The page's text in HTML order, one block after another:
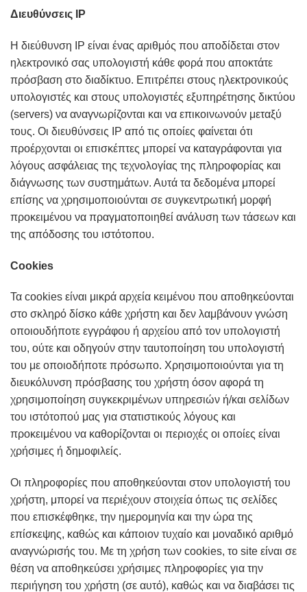
Διευθύνσεις IP
Η διεύθυνση IP είναι ένας αριθμός που αποδίδεται στον
ηλεκτρονικό σας υπολογιστή κάθε φορά που αποκτάτε
πρόσβαση στο διαδίκτυο. Επιτρέπει στους ηλεκτρονικούς
υπολογιστές και στους υπολογιστές εξυπηρέτησης δικτύου
(servers) να αναγνωρίζονται και να επικοινωνούν μεταξύ
τους. Οι διευθύνσεις IP από τις οποίες φαίνεται ότι
προέρχονται οι επισκέπτες μπορεί να καταγράφονται για
λόγους ασφάλειας της τεχνολογίας της πληροφορίας και
διάγνωσης των συστημάτων. Αυτά τα δεδομένα μπορεί
επίσης να χρησιμοποιούνται σε συγκεντρωτική μορφή
προκειμένου να πραγματοποιηθεί ανάλυση των τάσεων και
της απόδοσης του ιστότοπου.
Cookies
Τα cookies είναι μικρά αρχεία κειμένου που αποθηκεύονται
στο σκληρό δίσκο κάθε χρήστη και δεν λαμβάνουν γνώση
οποιουδήποτε εγγράφου ή αρχείου από τον υπολογιστή
του, ούτε και οδηγούν στην ταυτοποίηση του υπολογιστή
του με οποιοδήποτε πρόσωπο. Χρησιμοποιούνται για τη
διευκόλυνση πρόσβασης του χρήστη όσον αφορά τη
χρησιμοποίηση συγκεκριμένων υπηρεσιών ή/και σελίδων
του ιστότοπού μας για στατιστικούς λόγους και
προκειμένου να καθορίζονται οι περιοχές οι οποίες είναι
χρήσιμες ή δημοφιλείς.
Οι πληροφορίες που αποθηκεύονται στον υπολογιστή του
χρήστη, μπορεί να περιέχουν στοιχεία όπως τις σελίδες
που επισκέφθηκε, την ημερομηνία και την ώρα της
επίσκεψης, καθώς και κάποιον τυχαίο και μοναδικό αριθμό
αναγνώρισής του. Με τη χρήση των cookies, το site είναι σε
θέση να αποθηκεύσει χρήσιμες πληροφορίες για την
περιήγηση του χρήστη (σε αυτό), καθώς και να διαβάσει τις